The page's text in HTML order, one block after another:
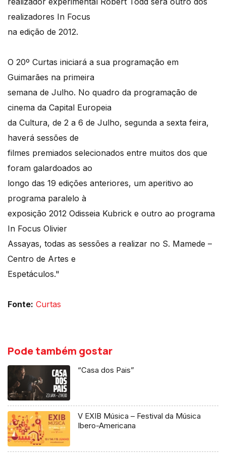
realizadores In Focus
na edição de 2012.
O 20º Curtas iniciará a sua programação em
Guimarães na primeira
semana de Julho. No quadro da programação de
cinema da Capital Europeia
da Cultura, de 2 a 6 de Julho, segunda a sexta feira,
haverá sessões de
filmes premiados selecionados entre muitos dos que
foram galardoados ao
longo das 19 edições anteriores, um aperitivo ao
programa paralelo à
exposição 2012 Odisseia Kubrick e outro ao programa
In Focus Olivier
Assayas, todas as sessões a realizar no S. Mamede –
Centro de Artes e
Espetáculos."
Fonte: Curtas
Pode também gostar
“Casa dos Pais”
V EXIB Música – Festival da Música
Ibero-Americana